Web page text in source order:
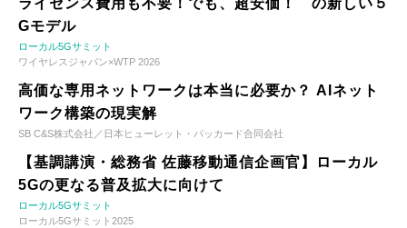
ライセンス費用も不要！でも、超安価！ の新しい５
Gモデル
ローカル5Gサミット
ワイヤレスジャパン×WTP 2026
高価な専用ネットワークは本当に必要か？ AIネット
ワーク構築の現実解
SB C&S株式会社／日本ヒューレット・パッカード合同会社
【基調講演・総務省 佐藤移動通信企画官】ローカル
5Gの更なる普及拡大に向けて
ローカル5Gサミット
ローカル5Gサミット2025